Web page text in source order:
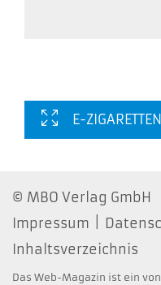
E-
MBO Verlag GmbH
Impressum
Inhaltsverzeichnis
Das Web-Magazin ist ein